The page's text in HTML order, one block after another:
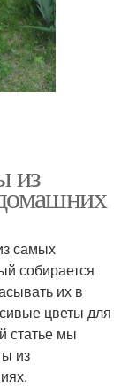
из
самых
собирается
их в
цветы для
статье мы
из